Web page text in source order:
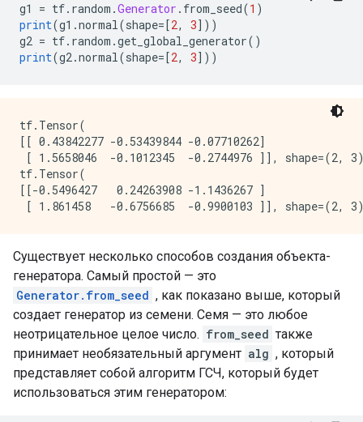
g1 = tf. random .Generator . from_seed(1 )
print(g1 .normal(shape=[2, 3]))
g2 = tf. random .get_global_generator()
print(g2.normal(shape=[2, 3]))
tf.Tensor(
[[ 0.43842277 -0.53439844 -0.07710262]
[ 1.5658046  -0.1012345  -0.2744976 ]], shape=(2,
tf.Tensor(
[[-0.5496427   0.24263908 -1.1436267 ]
Существует несколько способов создания объекта-
генератора. Самый простой — это
Generator.from_seed , как показано выше, который
создает генератор из семени. Семя — это любое
неотрицательное целое число. from_seed также
принимает необязательный аргумент alg , который
представляет собой алгоритм ГСЧ, который будет
использоваться этим генератором: